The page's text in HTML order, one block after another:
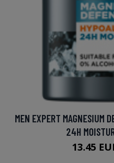
MEN EXPERT MAGNESIUM
24H
13.45